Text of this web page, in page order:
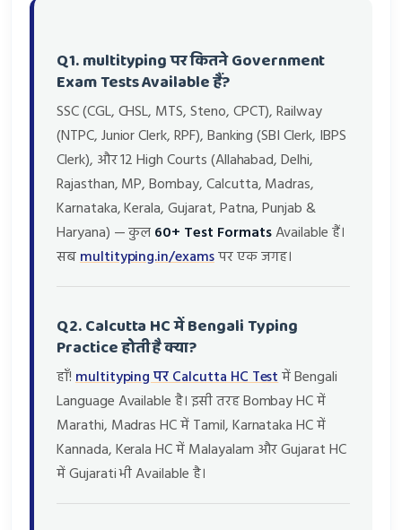
Q1. multityping पर कितने Government
Exam Tests Available हैं?
SSC (CGL, CHSL, MTS, Steno, CPCT), Railway
(NTPC, Junior Clerk, RPF), Banking (SBI Clerk, IBPS
Clerk), और 12 High Courts (Allahabad, Delhi,
Rajasthan, MP, Bombay, Calcutta, Madras,
Karnataka, Kerala, Gujarat, Patna, Punjab &
Haryana) — कुल60+ Test FormatsAvailable हैं।
सबmultityping.in/examsपर एक जगह।
Q2. Calcutta HC में Bengali Typing
Practice होती है क्या?
हाँ!multityping पर Calcutta HC Testमें Bengali
Language Available है। इसी तरह Bombay HC में
Marathi, Madras HC में Tamil, Karnataka HC में
Kannada, Kerala HC में Malayalam और Gujarat HC
में Gujarati भी Available है।